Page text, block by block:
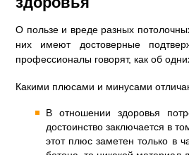
О пользе и вреде разных
них имеют достоверные
профессионалы говорят, как об
Какими плюсами и минусами
В отношении здоровья
достоинство заключается в
этот плюс заметен только в